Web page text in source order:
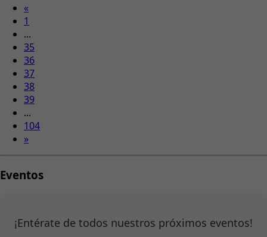
«
1
...
35
36
37
38
39
...
104
»
Eventos
¡Entérate de todos nuestros próximos eventos!